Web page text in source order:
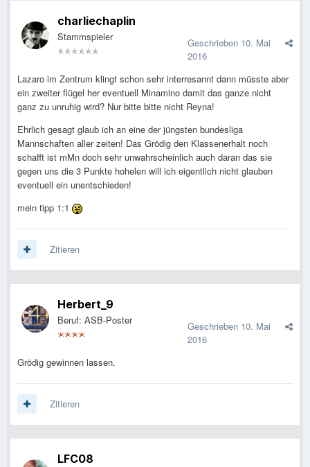
charliechaplin
Stammspieler Geschrieben 10. Mai
2016
Lazaro im Zentrum klingt schon sehr interresannt dann müsste aber
ein zweiter flügel her eventuell Minamino damit das ganze nicht
ganz zu unruhig wird? Nur bitte bitte nicht Reyna!
Ehrlich gesagt glaub ich an eine der jüngsten bundesliga
Mannschaften aller zeiten! Das Grödig den Klassenerhalt noch
schafft ist mMn doch sehr unwahrscheinlich auch daran das sie
gegen uns die 3 Punkte hohelen will ich eigentlich nicht glauben
eventuell ein unentschieden!
mein tipp 1:1
Zitieren
Herbert_9
Beruf: ASB-Poster Geschrieben 10. Mai
2016
Grödig gewinnen lassen.
Zitieren
LFC08